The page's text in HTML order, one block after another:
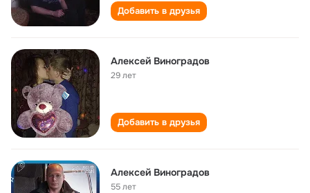
Добавить в друзья
Алексей Виноградов
29 лет
Добавить в друзья
Алексей Виноградов
55 лет